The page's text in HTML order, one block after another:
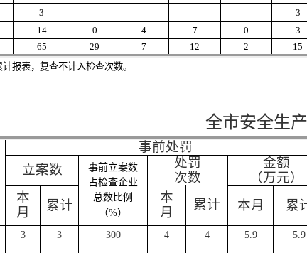
3 3
14 0 4 7 0 3
65 29 7 12 2 15
报表，复查不计入检查次数。
全市安全生
事前处罚
立案数
事前立案数
占检查企业
总数比例
（%）
处罚
次数
金额
（万元）
本
月
累计
本
月
累计 本月 累
3 3 300 4 4 5.9 5.9